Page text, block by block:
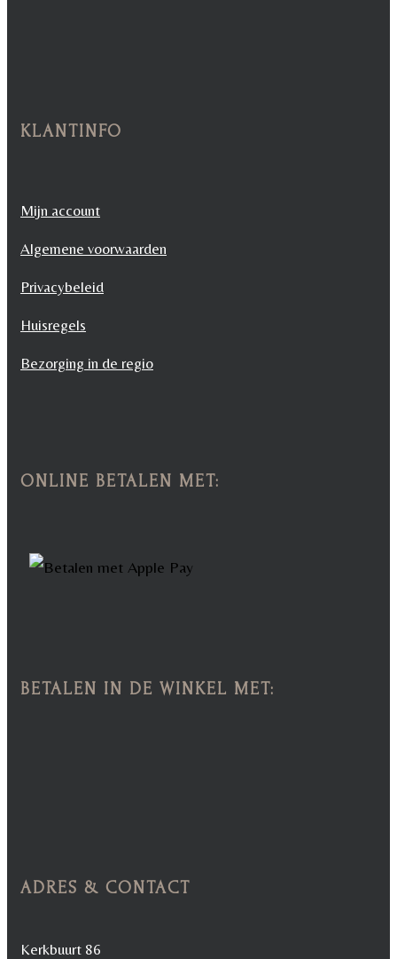
KLANTINFO
Mijn account
Algemene voorwaarden
Privacybeleid
Huisregels
Bezorging in de regio
ONLINE BETALEN MET:
BETALEN IN DE WINKEL MET:
ADRES & CONTACT
Kerkbuurt 86